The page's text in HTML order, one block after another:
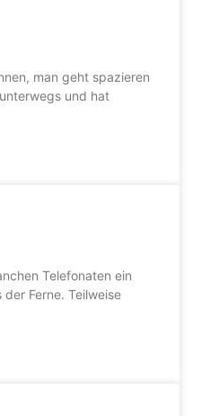
man geht spazieren
und hat
Telefonaten ein
Ferne. Teilweise